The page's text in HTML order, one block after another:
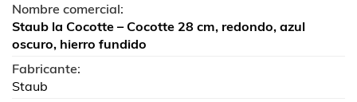
Nombre comercial:
Staub la Cocotte – Cocotte 28 cm, redondo, azul
oscuro, hierro fundido
Fabricante:
Staub